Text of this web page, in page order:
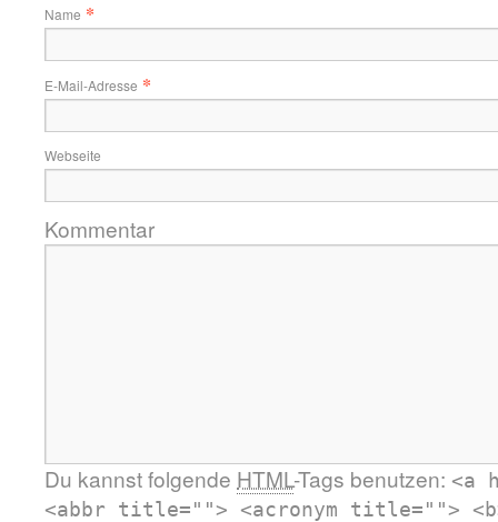
Name *
E-Mail-Adresse *
Webseite
Kommentar
Du kannst folgende HTML-Tags benutzen: <a
<abbr title=""> <acronym title="">